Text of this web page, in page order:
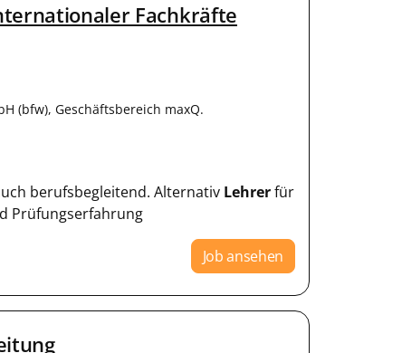
Fachkräfte
(bfw), Geschäftsbereich maxQ.
berufsbegleitend. Alternativ Lehrerfür
Prüfungserfahrung
Job ansehen